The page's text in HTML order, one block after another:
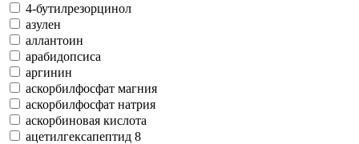
4-бутилрезорцинол
азулен
аллантоин
арабидопсиса
аргинин
аскорбилфосфат магния
аскорбилфосфат натрия
аскорбиновая кислота
ацетилгексапептид 8